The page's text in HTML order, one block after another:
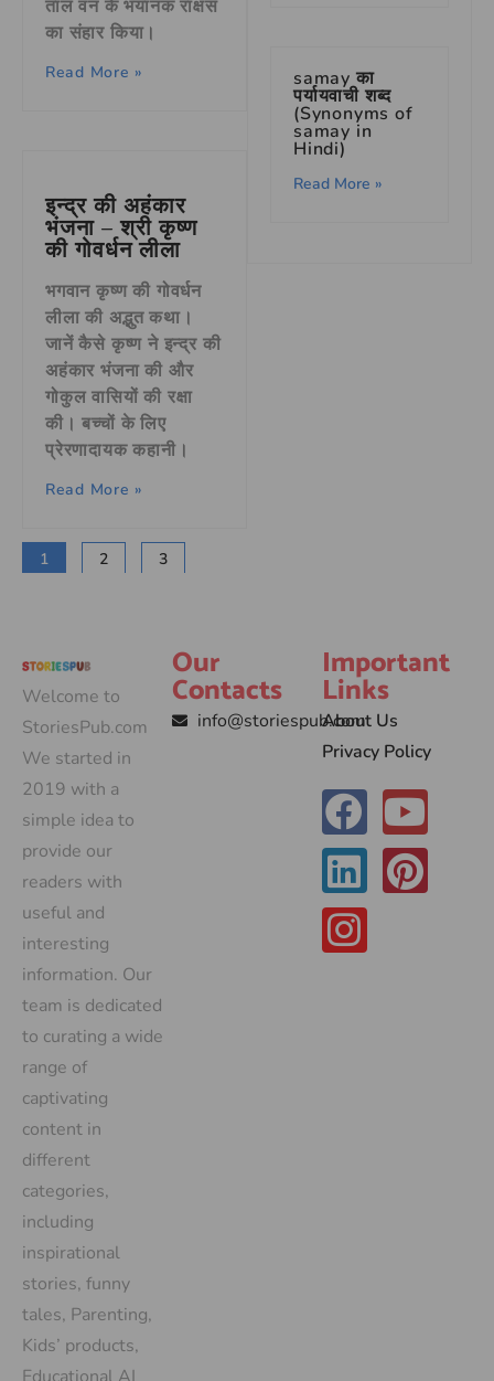
ताल वन के भयानक राक्षस
का संहार किया।
Read More »
इन्द्र की अहंकार
भंजना – श्री कृष्ण
की गोवर्धन लीला
भगवान कृष्ण की गोवर्धन
लीला की अद्भुत कथा।
जानें कैसे कृष्ण ने इन्द्र की
अहंकार भंजना की और
गोकुल वासियों की रक्षा
की। बच्चों के लिए
प्रेरणादायक कहानी।
Read More »
1 2 3
samay का
पर्यायवाची शब्द
(Synonyms of
samay in
Hindi)
Read More »
Welcome to
StoriesPub.com
We started in
2019 with a
simple idea to
provide our
readers with
useful and
interesting
information. Our
team is dedicated
to curating a wide
range of
captivating
content in
different
categories,
including
inspirational
stories, funny
tales, Parenting,
Kids’ products,
Our
Contacts
info@storiespub.com
Important
Links
About Us
Privacy Policy